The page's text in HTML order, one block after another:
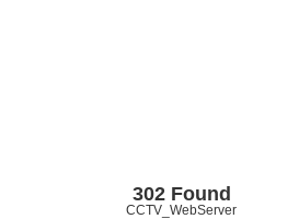
302 Found
CCTV_WebServer